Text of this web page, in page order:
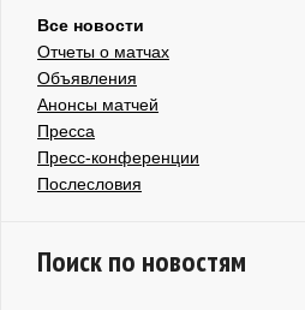
Все новости
Отчеты о матчах
Объявления
Анонсы матчей
Пресса
Пресс-конференции
Послесловия
Поиск по новостям